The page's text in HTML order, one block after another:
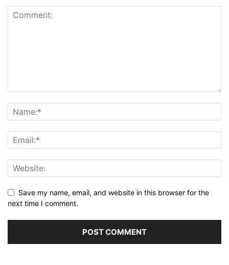
Save my name, email, and website in this browser for the
next time I comment.